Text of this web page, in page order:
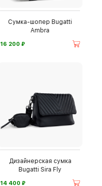
Сумка-шопер Bugatti
Ambra
16 200 ⃏
Дизайнерская сумка
Bugatti Sira Fly
14 400 ⃏